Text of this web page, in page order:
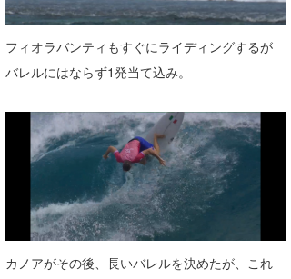
フィオラバンティもすぐにライディングするが
バレルにはならず1発当て込み。
カノアがその後、長いバレルを決めたが、これ